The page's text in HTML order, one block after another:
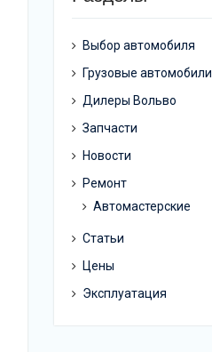
Выбор автомобиля
Грузовые автомобили
Дилеры Вольво
Запчасти
Новости
Ремонт
Автомастерские
Статьи
Цены
Эксплуатация